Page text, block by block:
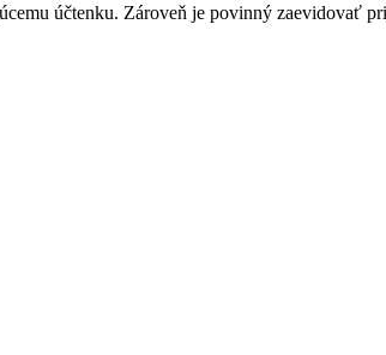
účtenku. Zároveň je povinný zaevidovať